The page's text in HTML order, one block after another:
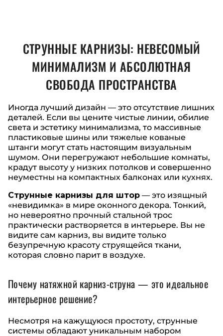
СТРУННЫЕ КАРНИЗЫ: НЕВЕСОМЫЙ
МИНИМАЛИЗМ И АБСОЛЮТНАЯ
СВОБОДА ПРОСТРАНСТВА
Иногда лучший дизайн — это отсутствие лишних
деталей. Если вы цените чистые линии, обилие
света и эстетику минимализма, то массивные
пластиковые шины или тяжелые кованые
штанги могут стать настоящим визуальным
шумом. Они перегружают небольшие комнаты,
крадут высоту у низких потолков и совершенно
неуместны на компактных балконах или кухнях.
Струнные карнизы для штор — это изящный
«невидимка» в мире оконного декора. Тонкий,
но невероятно прочный стальной трос
практически растворяется в интерьере. Вы не
видите сам карниз, вы видите только
безупречную красоту струящейся ткани,
которая словно парит в воздухе.
Почему натяжной карниз-струна — это идеальное
интерьерное решение?
Несмотря на кажущуюся простоту, струнные
системы обладают уникальным набором